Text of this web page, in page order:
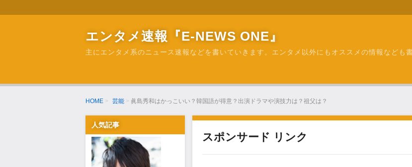
エンタメ速報『E-NEWS ONE』
主にエンタメ系のニュース速報などを書いていきます。エンタメ以外にもオススメの情報なども
HOME 芸能 眞島秀和はかっこいい？韓国語が得意？出演ドラマや演技力は？祖父は？
スポンサード リンク
人気記事